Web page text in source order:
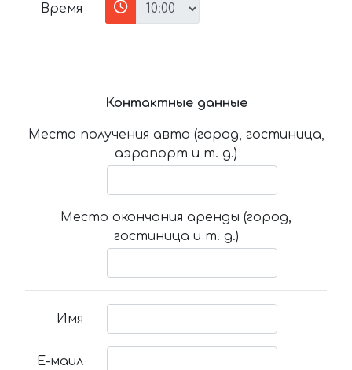
Время
Контактные данные
Место получения авто (город, гостиница,
аэропорт и т. д.)
Место окончания аренды (город,
гостиница и т. д.)
Имя
Е-маил